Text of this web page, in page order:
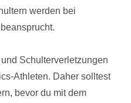
werden bei
Schulterverletzungen
Athleten. Daher solltest
bevor du mit dem